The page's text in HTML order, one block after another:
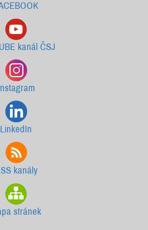
kanál ČSJ
LinkedIn
kanály
stránek